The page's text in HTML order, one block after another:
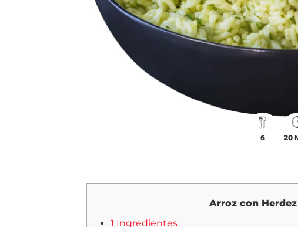
6 20
Arroz con
1 Ingredientes